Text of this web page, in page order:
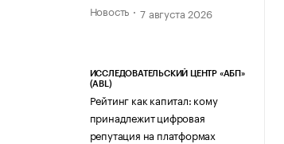
Новость
7 августа 2026
ИССЛЕДОВАТЕЛЬСКИЙ ЦЕНТР «АБП»
(ABL)
Рейтинг как капитал: кому
принадлежит цифровая
репутация на платформах